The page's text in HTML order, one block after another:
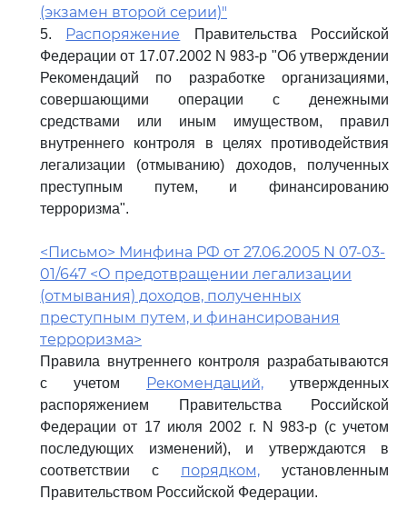
(экзамен второй серии)"
5. Распоряжение Правительства Российской
Федерации от 17.07.2002 N 983-р "Об утверждении
Рекомендаций по разработке организациями,
совершающими операции с денежными
средствами или иным имуществом, правил
внутреннего контроля в целях противодействия
легализации (отмыванию) доходов, полученных
преступным путем, и финансированию
терроризма".
<Письмо> Минфина РФ от 27.06.2005 N 07-03-
01/647 <О предотвращении легализации
(отмывания) доходов, полученных
преступным путем, и финансирования
терроризма>
Правила внутреннего контроля разрабатываются
с учетом
Рекомендаций, утвержденных
распоряжением Правительства Российской
Федерации от 17 июля 2002 г. N 983-р (с учетом
последующих изменений), и утверждаются в
соответствии с порядком, установленным
Правительством Российской Федерации.